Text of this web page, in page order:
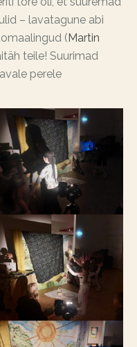
– lavatagune abi
(Martin
teile! Suurimad
perele